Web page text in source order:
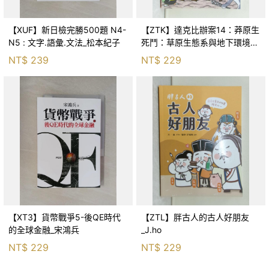
【XUF】新日檢完勝500題 N4-
N5 : 文字.語彙.文法_松本紀子
NT$ 239
【ZTK】達克比辦案14：莽原生
死鬥：草原生態系與地下環境的
生存適應_柯智元
NT$ 229
【XT3】貨幣戰爭5-後QE時代
的全球金融_宋鴻兵
NT$ 229
【ZTL】胖古人的古人好朋友
_J.ho
NT$ 229